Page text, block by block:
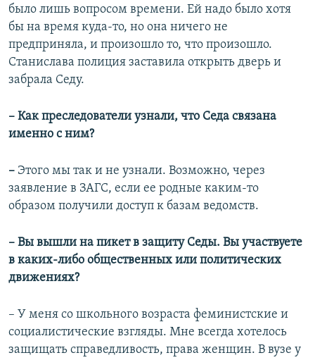
было лишь вопросом времени. Ей надо было хотя
бы на время куда-то, но она ничего не
предприняла, и произошло то, что произошло.
Станислава полиция заставила открыть дверь и
забрала Седу.
– Как преследователи узнали, что Седа связана
именно с ним?
– Этого мы так и не узнали. Возможно, через
заявление в ЗАГС, если ее родные каким-то
образом получили доступ к базам ведомств.
– Вы вышли на пикет в защиту Седы. Вы участвуете
в каких-либо общественных или политических
движениях?
– У меня со школьного возраста феминистские и
социалистические взгляды. Мне всегда хотелось
защищать справедливость, права женщин. В вузе у